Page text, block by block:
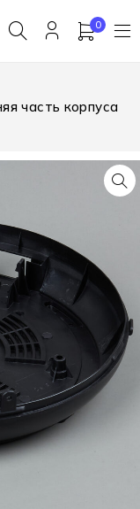
0
часть корпуса